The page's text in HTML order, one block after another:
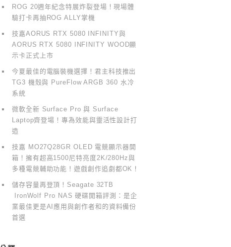
ROG 20週年紀念特展炸裂登場！現場體
驗打卡再抽ROG ALLY掌機
技嘉AORUS RTX 5080 INFINITY與
AORUS RTX 5080 INFINITY WOOD顯
示卡正式上市
今夏最佳的電腦裝機選擇！君主科技推出
TG3 機殼與 PureFlow ARGB 360 水冷
系統
微軟全新 Surface Pro 與 Surface
Laptop齊登場！專為效能與靈活性設計打
造
技嘉 MO27Q28GR OLED 電競顯示器開
箱！擁有超高1500尼特亮度2K/280Hz與
多種電競輔助功能！遊戲創作追劇都OK！
儲存容量再登頂！Seagate 32TB
IronWolf Pro NAS 硬碟開箱評測：是企
業最佳更是AI應用與創作者和的資料備份
首選